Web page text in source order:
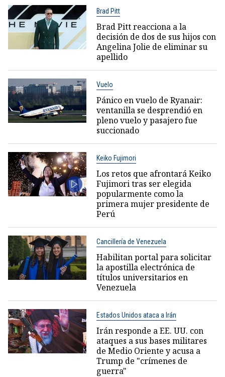
Brad Pitt
Brad Pitt reacciona a la
decisión de dos de sus hijos con
Angelina Jolie de eliminar su
apellido
Vuelo
Pánico en vuelo de Ryanair:
ventanilla se desprendió en
pleno vuelo y pasajero fue
succionado
Keiko Fujimori
Los retos que afrontará Keiko
Fujimori tras ser elegida
popularmente como la
primera mujer presidente de
Perú
Cancillería de Venezuela
Habilitan portal para solicitar
la apostilla electrónica de
títulos universitarios en
Venezuela
Estados Unidos ataca a Irán
Irán responde a EE. UU. con
ataques a sus bases militares
de Medio Oriente y acusa a
Trump de "crímenes de
guerra"